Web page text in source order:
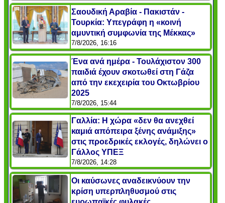
Σαουδική Αραβία - Πακιστάν -
Τουρκία: Υπεγράφη η «κοινή
αμυντική συμφωνία της Μέκκας»
7/8/2026, 16:16
Ένα ανά ημέρα - Τουλάχιστον 300
παιδιά έχουν σκοτωθεί στη Γάζα
από την εκεχειρία του Οκτωβρίου
2025
7/8/2026, 15:44
Γαλλία: Η χώρα «δεν θα ανεχθεί
καμιά απόπειρα ξένης ανάμιξης»
στις προεδρικές εκλογές, δηλώνει ο
Γάλλος ΥΠΕΞ
7/8/2026, 14:28
Οι καύσωνες αναδεικνύουν την
κρίση υπερπληθυσμού στις